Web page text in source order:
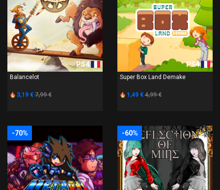
PS4
Balancelot
3,19 € 7,99 €
PS4
Super Box Land Demake
1,49 € 4,99 €
-70% -60%